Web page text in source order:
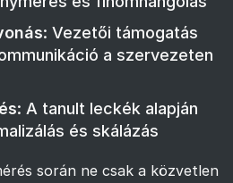
: Vezetői támogatás
a szervezeten
: A tanult leckék alapján
és skálázás
során ne csak a közvetlen